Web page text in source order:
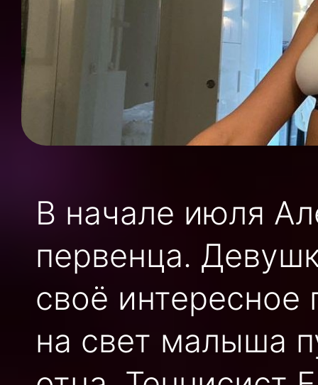
В начале июля
первенца.
своё
на свет малыша